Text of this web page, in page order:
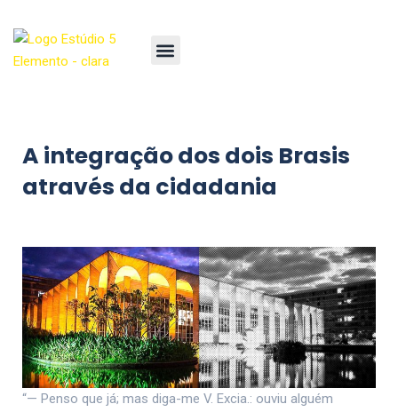
A integração dos dois Brasis
através da cidadania
“— Penso que já; mas diga-me V. Excia.: ouviu alguém